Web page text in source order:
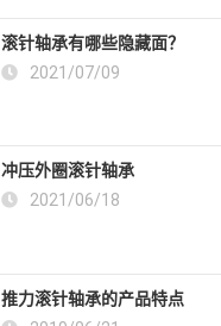
滚针轴承有哪些隐藏面？
2021/07/09
冲压外圈滚针轴承
2021/06/18
推力滚针轴承的产品特点